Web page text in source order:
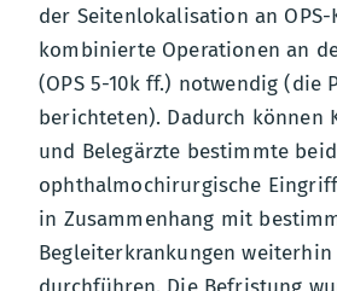
der Seitenlokalisation an
kombinierte Operationen an
(OPS 5-10k ff.) notwendig (die
berichteten). Dadurch können
und Belegärzte bestimmte
ophthalmochirurgische
in Zusammenhang mit
Begleiterkrankungen